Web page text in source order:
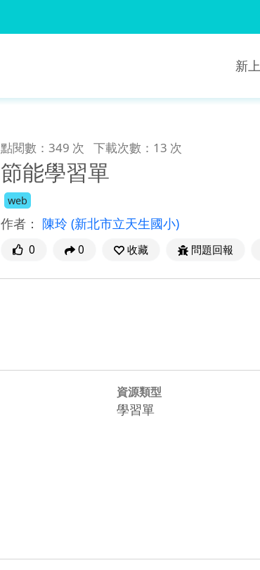
新
點閱數：349 次 下載次數：13 次
節能學習單
web
作者： 陳玲 (新北市立天生國小)
0 0 收藏 問題回報
資源類型
學習單